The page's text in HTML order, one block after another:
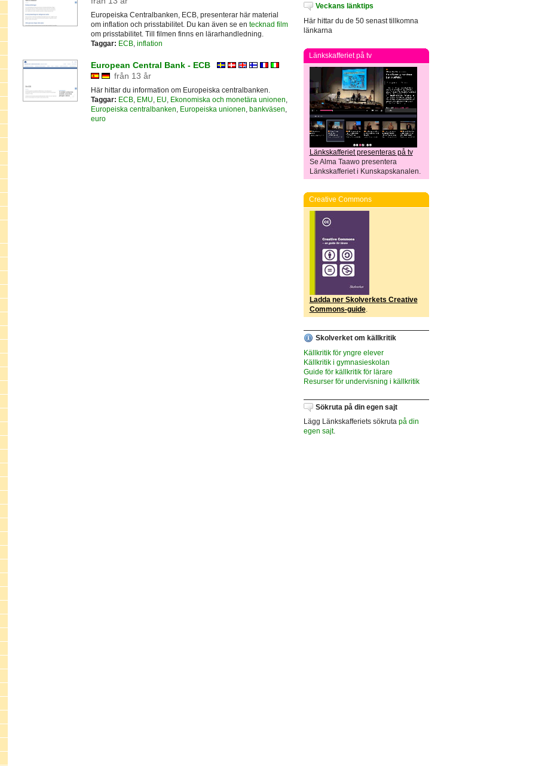
Europeiska Centralbanken, ECB, presenterar här material
om inflation och prisstabilitet. Du kan även se en tecknad film
om prisstabilitet. Till filmen finns en lärarhandledning.
Taggar: ECB, inflation
European Central Bank - ECB
från 13 år
Här hittar du information om Europeiska centralbanken.
Taggar: ECB, EMU, EU, Ekonomiska och monetära unionen,
Europeiska centralbanken, Europeiska unionen, bankväsen,
euro
Veckans länktips
Här hittar du de 50 senast tillkomna
länkarna
Länkskafferiet på tv
Länkskafferiet presenteras på tv
Se Alma Taawo presentera
Länkskafferiet i Kunskapskanalen.
Creative Commons
Ladda ner Skolverkets Creative
Commons-guide.
Skolverket om källkritik
Källkritik för yngre elever
Källkritik i gymnasieskolan
Guide för källkritik för lärare
Resurser för undervisning i källkritik
Sökruta på din egen sajt
Lägg Länkskafferiets sökruta på din
egen sajt.